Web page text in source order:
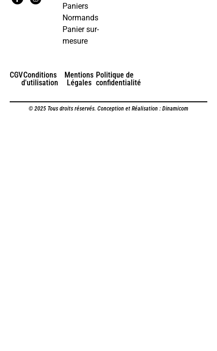
Paniers
Normands
Panier sur-
mesure
CGVConditions
d'utilisation
Mentions
Légales
Politique de
confidentialité
© 2025 Tous droits réservés. Conception et Réalisation : Dinamicom